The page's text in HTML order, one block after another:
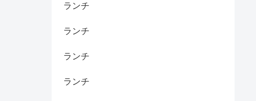
ランチ
ランチ
ランチ
ランチ